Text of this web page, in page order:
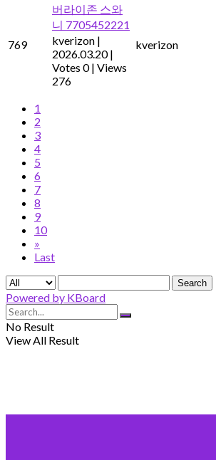
769
버라이존 스와
니 7705452221
kverizon |
2026.03.20 |
Votes 0 | Views
276
kverizon
1
2
3
4
5
6
7
8
9
10
»
Last
Search
Powered by KBoard
No Result
View All Result